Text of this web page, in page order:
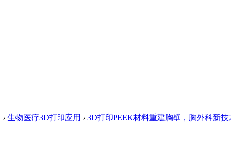
› 生物医疗3D打印应用 › 3D打印PEEK材料重建胸壁，胸外科新